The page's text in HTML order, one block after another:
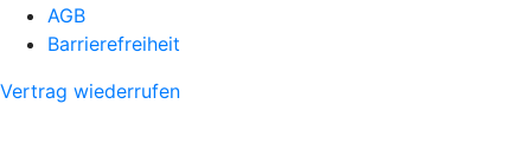
AGB
Barrierefreiheit
Vertrag wiederrufen